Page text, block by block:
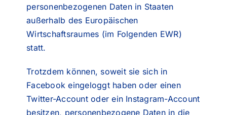
personenbezogenen Daten in Staaten
außerhalb des Europäischen
Wirtschaftsraumes (im Folgenden EWR)
statt.
Trotzdem können, soweit sie sich in
Facebook eingeloggt haben oder einen
Twitter-Account oder ein Instagram-Account
besitzen, personenbezogene Daten in die